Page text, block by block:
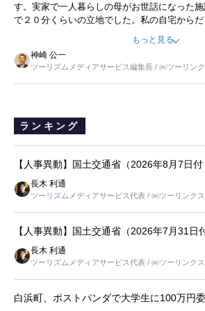
す。実家で一人暮らしの母がお世話になった
で２０分くらいの立地でした。私の自宅から
ました。母の住まいから近いという理由で、
すが、私と妹にとっては、半日仕事ででした。
は、当人だけではなく、世話をする家族の足
と思いました。
もっと見る
神崎 公一
ツーリズムメディアサービス編集長 / ㈱ツーリン
ランキング
【人事異動】国土交通省（2026年8月7日
長木 利通
ツーリズムメディアサービス代表 / ㈱ツーリンクス
【人事異動】国土交通省（2026年7月31日
長木 利通
ツーリズムメディアサービス代表 / ㈱ツーリンクス
白浜町、ポストパンダで大学生に100万円